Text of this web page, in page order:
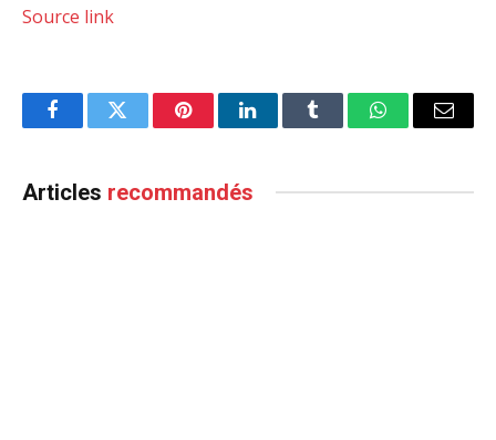
Source link
FacebookTwitter PinterestLinkedInTumblr WhatsAppEmail
Articles recommandés